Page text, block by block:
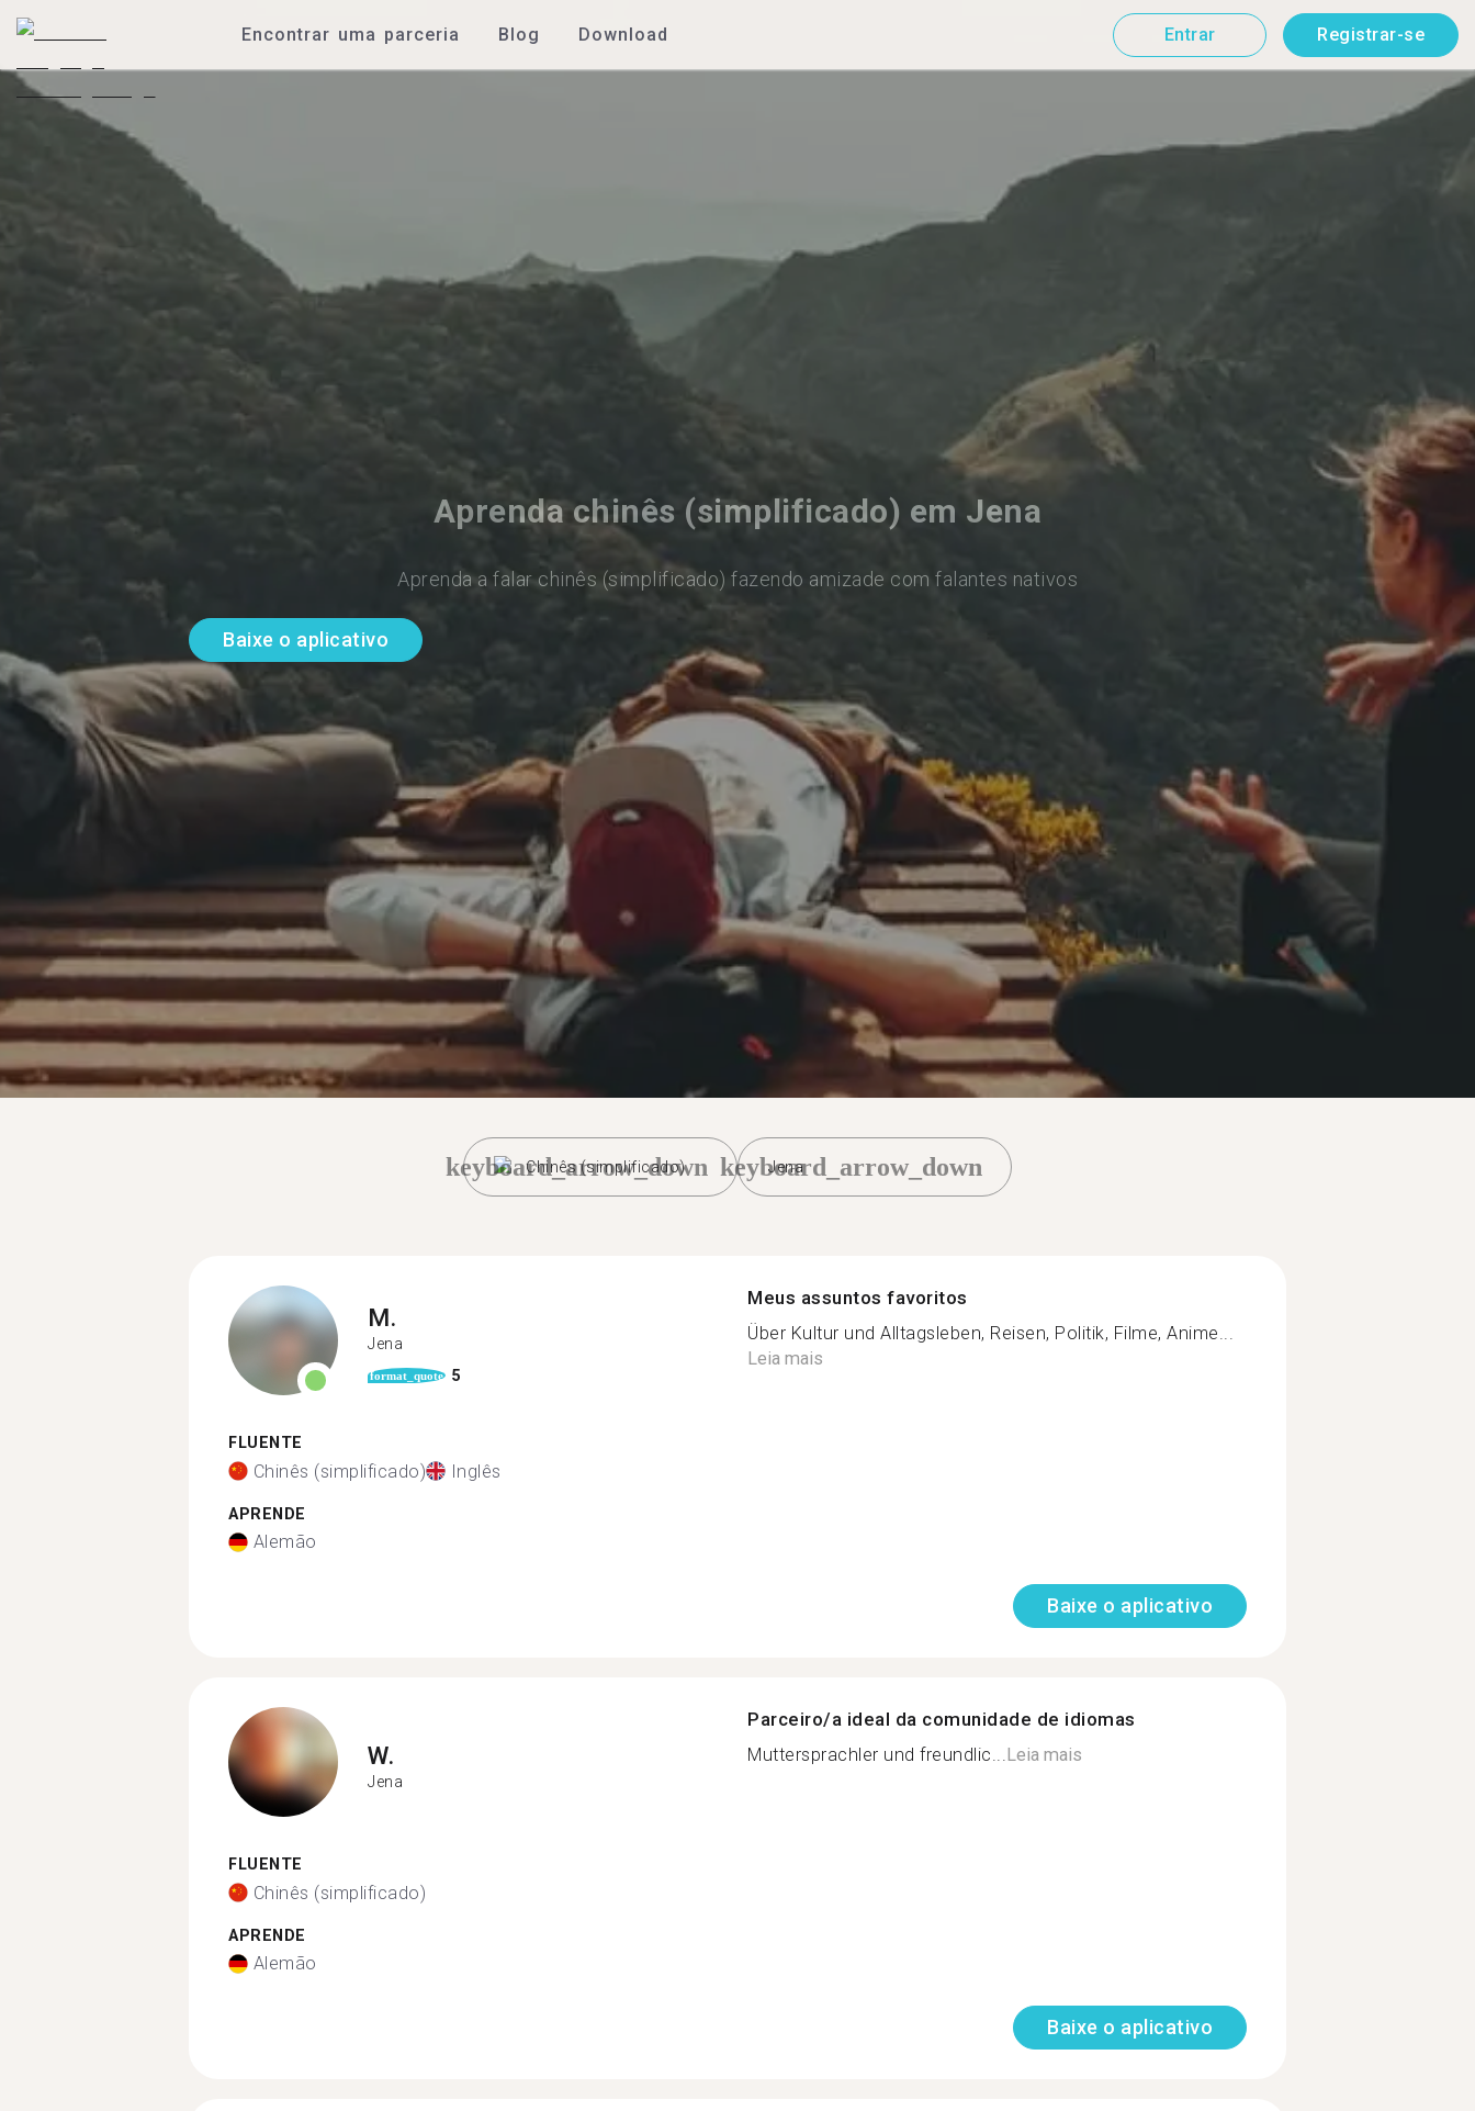
Encontrar uma parceria Blog Download Entrar Registrar-se
Aprenda chinês (simplificado) em Jena
Aprenda a falar chinês (simplificado) fazendo amizade com falantes nativos
Baixe o aplicativo
Chinês (simplificado)
keyboard_arrow_down Jena
keyboard_arrow_down
M.
Jena
format_quote 5
FLUENTE
Chinês (simplificado) Inglês
APRENDE
Alemão
Meus assuntos favoritos
Über Kultur und Alltagsleben, Reisen, Politik, Filme, Anime...
Leia mais
Baixe o aplicativo
W.
Jena
FLUENTE
Chinês (simplificado)
APRENDE
Alemão
Parceiro/a ideal da comunidade de idiomas
Muttersprachler und freundlic...Leia mais
Baixe o aplicativo